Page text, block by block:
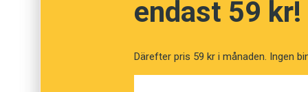
issue concept ochplot
endast 59 kr!
Därefter pris 59 kr i månaden. Ingen